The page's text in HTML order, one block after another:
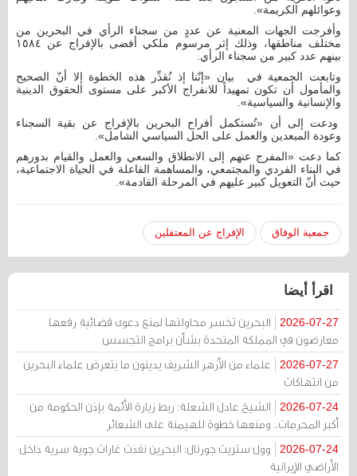
وعوائلهم الكريمة».
وأفرجت الجهات المعنية عن عددٍ من سجناء الرأي في البحرين من
مختلف مناطقها، وذلك إثر مرسوم ملكي أفضى بالإفراج عن ١٥٨٤
بينهم عدد كبير من سجناء الرأي.
وتابعت الجمعية في بيان «إنّنا إذ نُقدِّر هذه الخطوة إلا أنّ الصحيح
والمأمول أن تكون تمهيداً للانفراج الأكبر على مستوى الحقوق الدينية
والإنسانية والسياسية».
ودعت إلى أن «تُستكمل أفراح البحرين بالإفراج عن بقية السجناء
وعودة المبعدين والعمل على الحل السياسي الشامل».
كما دعت «المفرج عنهم إلى الانطلاق والسعي والعمل والقيام بدورهم
في البناء الفردي والمجتمعي، والمساهمة الفاعلة في الحياة الاجتماعية،
حيث أنّ التعويل كبير عليهم في المرحلة القادمة».
جمعية الوفاق الإفراج عن المعتقلين
اقرأ أيضا
2026-07-27
البحرين تخسر محاولتها لمنع دعوى قضائية رفعها
معارضون في المملكة المتحدة بشأن برامج التجسس
2026-07-27
علماء من الأزهر الشريف يدينون ما يتعرض علماء البحرين
من انتهاكات
2026-07-24
الشيخ عادل الشعلة: ربط زيارة الأئمة بإذن الحكومة من
أكبر المحرمات.. ومنعها خطوة للهيمنة على الشعائر
2026-07-24
وول ستريت جورنال: البحرين نفذت غارات جوية سرية داخل
الأراضي الإيرانية